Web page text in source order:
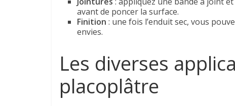
avant de poncer la surface.
Finition : une fois l’enduit sec, vous
envies.
Les diverses
placoplâtre